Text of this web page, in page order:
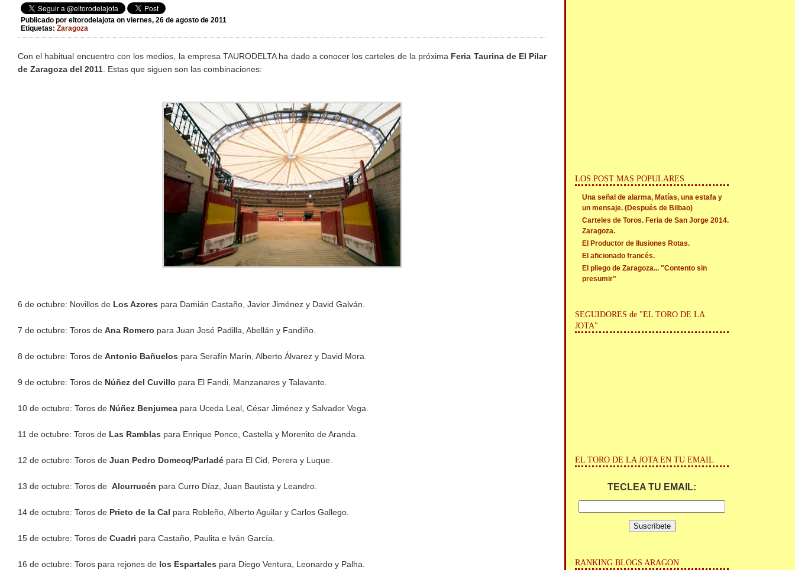
Publicado por eltorodelajota on viernes, 26 de agosto de 2011
Etiquetas: Zaragoza
Con el habitual encuentro con los medios, la empresa TAURODELTA ha dado a conocer los carteles de la próxima Feria Taurina de El Pilar
de Zaragoza del 2011 . Estas que siguen son las combinaciones:
6 de octubre: Novillos de Los Azores para Damián Castaño, Javier Jiménez y David Galván.
7 de octubre: Toros de Ana Romero para Juan José Padilla, Abellán y Fandiño.
8 de octubre: Toros de Antonio Bañuelos para Serafín Marín, Alberto Álvarez y David Mora.
9 de octubre: Toros de Núñez del Cuvillo para El Fandi, Manzanares y Talavante.
10 de octubre: Toros de Núñez Benjumea para Uceda Leal, César Jiménez y Salvador Vega.
11 de octubre: Toros de Las Ramblas para Enrique Ponce, Castella y Morenito de Aranda.
12 de octubre: Toros de Juan Pedro Domecq/Parladé para El Cid, Perera y Luque.
13 de octubre: Toros de Alcurrucén para Curro Díaz, Juan Bautista y Leandro.
14 de octubre: Toros de Prieto de la Cal para Robleño, Alberto Aguilar y Carlos Gallego.
15 de octubre: Toros de Cuadri para Castaño, Paulita e Iván García.
16 de octubre: Toros para rejones de los Espartales para Diego Ventura, Leonardo y Palha.
LOS POST MAS POPULARES
Una señal de alarma, Matías, una estafa y
un mensaje. (Después de Bilbao)
Carteles de Toros. Feria de San Jorge 2014.
Zaragoza.
El Productor de Ilusiones Rotas.
El aficionado francés.
El pliego de Zaragoza... "Contento sin
presumir"
SEGUIDORES de "EL TORO DE LA
JOTA"
EL TORO DE LA JOTA EN TU EMAIL
TECLEA TU EMAIL:
RANKING BLOGS ARAGON